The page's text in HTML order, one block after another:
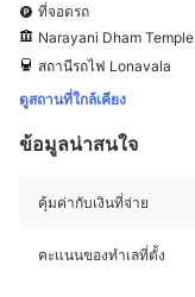
ที่จอดรถ
Narayani Dham Temple
สถานีรถไฟ Lonavala
ดูสถานที่ใกล้เคียง
ข้อมูลน่าสนใจ
คุ้มค่ากับเงินที่จ่าย
คะแนนของทำเลที่ตั้ง